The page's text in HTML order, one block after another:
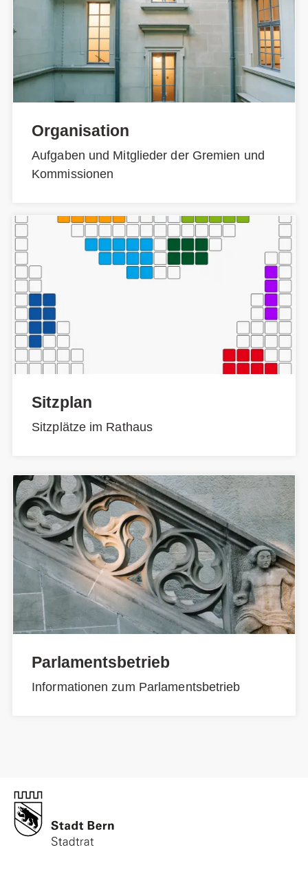
Organisation
Aufgaben und Mitglieder der Gremien und
Kommissionen
Sitzplan
Sitzplätze im Rathaus
Parlamentsbetrieb
Informationen zum Parlamentsbetrieb